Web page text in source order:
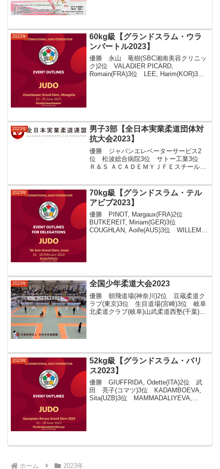
2023年
60kg級【グランドスラム・ウラ
ンバートル2023】
優勝 永山 竜樹(SBC湘南美容クリニッ
ク)2位 VALADIER PICARD,
Romain(FRA)3位 LEE, Harim(KOR)3
2023年
男子3部【全日本実業柔道団体対
抗大会2023】
優勝 ジャパンエレベーターサービス2
位 松波総合病院3位 サトー工業3位
Ｒ＆Ｓ ＡＣＡＤＥＭＹＪＦＥスチール大
セントラル警備保障Ｂジャパンエレベー
ターサービスはっとり...
2023年
70kg級【グランドスラム・テル
アビブ2023】
優勝 PINOT, Margaux(FRA)2位
BUTKEREIT, Miriam(GER)3位
COUGHLAN, Aoife(AUS)3位 WILLEMS,
2023年 全国少年柔道大会2023
優勝 朝飛道場(神奈川)2位 豆蔵柔道ク
ラブ(東京)3位 生目道場(宮崎)3位 岐阜
北柔道クラブ(岐阜)山武柔道西塾(千葉)岩
2023年
52kg級【グランドスラム・バリ
ス2023】
優勝 GIUFFRIDA, Odette(ITA)2位 武
田 亮子(コマツ)3位 KADAMBOEVA,
Sita(UZB)3位 MAMMADALIYEVA,
ホーム 2023年